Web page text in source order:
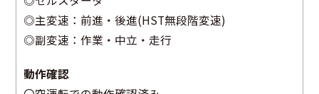
◎主変速：前進・後進(HST無段階変速)
◎副変速：作業・中立・走行
動作確認